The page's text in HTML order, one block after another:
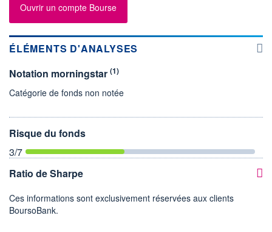
Ouvrir un compte Bourse
ÉLÉMENTS D'ANALYSES
Notation morningstar (1)
Catégorie de fonds non notée
Risque du fonds
3/7
Ratio de Sharpe
Ces informations sont exclusivement réservées aux clients
BoursoBank.